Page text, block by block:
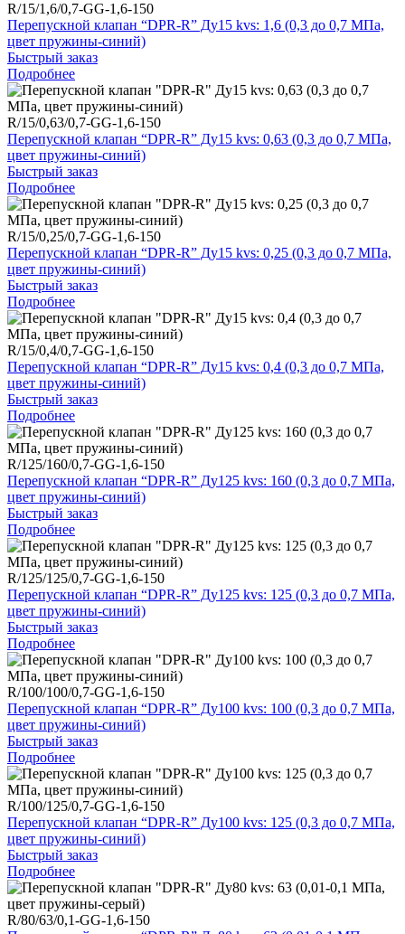
R/15/1,6/0,7-GG-1,6-150
Перепускной клапан “DPR-R” Ду15 kvs: 1,6 (0,3 до 0,7 МПа,
цвет пружины-синий)
Быстрый заказ
Подробнее
R/15/0,63/0,7-GG-1,6-150
Перепускной клапан “DPR-R” Ду15 kvs: 0,63 (0,3 до 0,7 МПа,
цвет пружины-синий)
Быстрый заказ
Подробнее
R/15/0,25/0,7-GG-1,6-150
Перепускной клапан “DPR-R” Ду15 kvs: 0,25 (0,3 до 0,7 МПа,
цвет пружины-синий)
Быстрый заказ
Подробнее
R/15/0,4/0,7-GG-1,6-150
Перепускной клапан “DPR-R” Ду15 kvs: 0,4 (0,3 до 0,7 МПа,
цвет пружины-синий)
Быстрый заказ
Подробнее
R/125/160/0,7-GG-1,6-150
Перепускной клапан “DPR-R” Ду125 kvs: 160 (0,3 до 0,7 МПа,
цвет пружины-синий)
Быстрый заказ
Подробнее
R/125/125/0,7-GG-1,6-150
Перепускной клапан “DPR-R” Ду125 kvs: 125 (0,3 до 0,7 МПа,
цвет пружины-синий)
Быстрый заказ
Подробнее
R/100/100/0,7-GG-1,6-150
Перепускной клапан “DPR-R” Ду100 kvs: 100 (0,3 до 0,7 МПа,
цвет пружины-синий)
Быстрый заказ
Подробнее
R/100/125/0,7-GG-1,6-150
Перепускной клапан “DPR-R” Ду100 kvs: 125 (0,3 до 0,7 МПа,
цвет пружины-синий)
Быстрый заказ
Подробнее
R/80/63/0,1-GG-1,6-150